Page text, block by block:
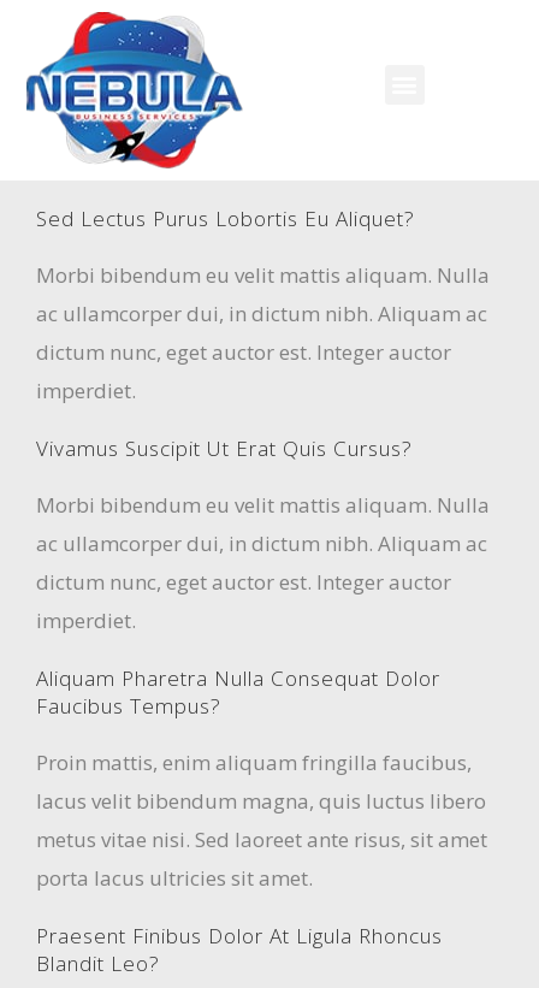
Sed Lectus Purus Lobortis Eu Aliquet?
Morbi bibendum eu velit mattis aliquam. Nulla
ac ullamcorper dui, in dictum nibh. Aliquam ac
dictum nunc, eget auctor est. Integer auctor
imperdiet.
Vivamus Suscipit Ut Erat Quis Cursus?
Morbi bibendum eu velit mattis aliquam. Nulla
ac ullamcorper dui, in dictum nibh. Aliquam ac
dictum nunc, eget auctor est. Integer auctor
imperdiet.
Aliquam Pharetra Nulla Consequat Dolor
Faucibus Tempus?
Proin mattis, enim aliquam fringilla faucibus,
lacus velit bibendum magna, quis luctus libero
metus vitae nisi. Sed laoreet ante risus, sit amet
porta lacus ultricies sit amet.
Praesent Finibus Dolor At Ligula Rhoncus
Blandit Leo?